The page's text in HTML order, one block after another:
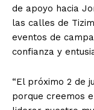
de apoyo hacia
las calles de
eventos de
confianza y
“El próximo 2 de
porque creemos